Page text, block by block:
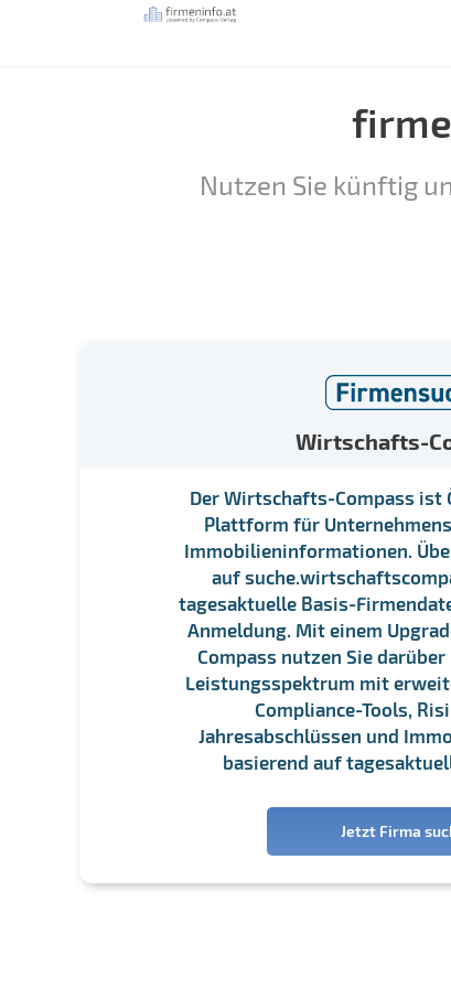
Nutzen Sie künftig
Wirtschafts-
Der Wirtschafts-Compass ist
Plattform für
Immobilieninformationen.
auf
tagesaktuelle Basis-
Anmeldung. Mit einem
Compass nutzen Sie
Leistungsspektrum mit
Compliance-Tools,
Jahresabschlüssen und
basierend auf
Jetzt Firma